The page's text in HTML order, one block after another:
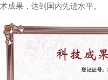
术成果，达到国内先进水平。